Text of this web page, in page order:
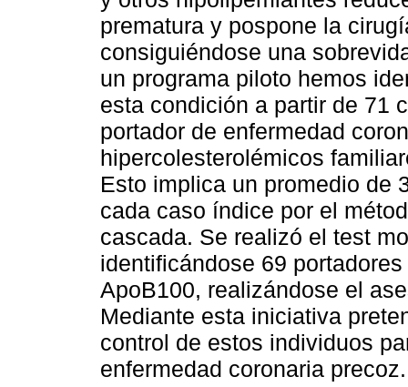
prematura y pospone la
consiguiéndose una
un programa piloto hemos
esta condición a partir de 71
portador de enfermedad
hipercolesterolémicos
Esto implica un promedio de
cada caso índice por el
cascada. Se realizó el test
identificándose 69
ApoB100, realizándose el
Mediante esta iniciativa
control de estos individuos
enfermedad coronaria precoz.